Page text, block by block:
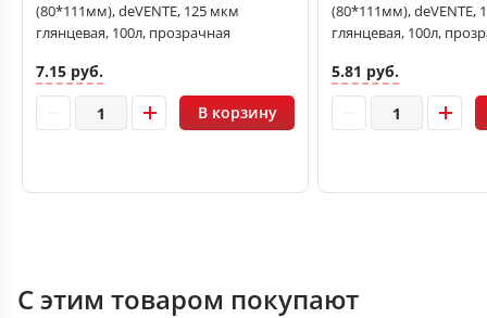
(80*111мм), deVENTE, 125 мкм
глянцевая, 100л, прозрачная
7.15 руб.
В корзину
(80*111мм), deVENTE,
глянцевая, 100л,
5.81 руб.
С этим товаром покупают